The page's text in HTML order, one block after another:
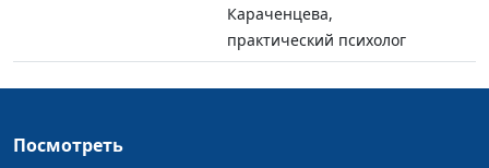
Караченцева,
практический психолог
Равнодушие в
Юлия Синицына, Алина
#345
Посмотреть